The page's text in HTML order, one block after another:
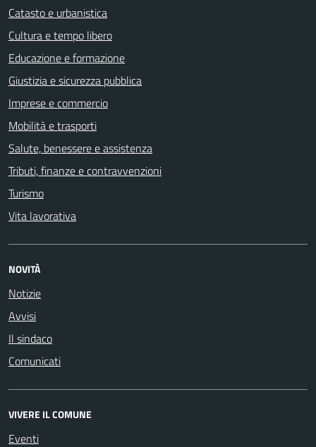
Catasto e urbanistica
Cultura e tempo libero
Educazione e formazione
Giustizia e sicurezza pubblica
Imprese e commercio
Mobilità e trasporti
Salute, benessere e assistenza
Tributi, finanze e contravvenzioni
Turismo
Vita lavorativa
NOVITÀ
Notizie
Avvisi
Il sindaco
Comunicati
VIVERE IL COMUNE
Eventi